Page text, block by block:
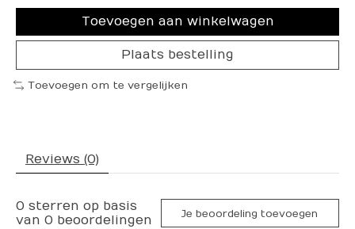
Toevoegen aan winkelwagen
Plaats bestelling
Toevoegen om te vergelijken
Reviews (0)
0 sterren op basis
van 0 beoordelingen Je beoordeling toevoegen